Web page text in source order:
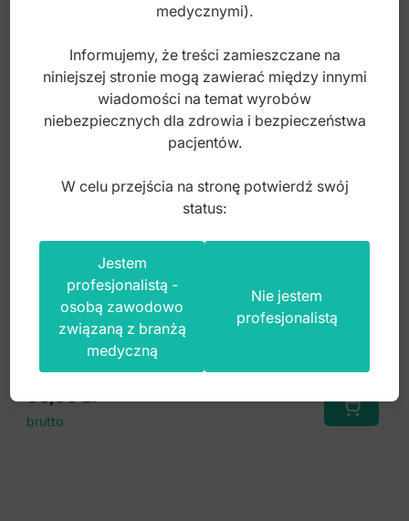
Linijka ze stali nierdzewnej 600mm
Index: BA.225.600
60,00zł
brutto
medycznymi).
Informujemy, że treści zamieszczane na
niniejszej stronie mogą zawierać między innymi
wiadomości na temat wyrobów
niebezpiecznych dla zdrowia i bezpieczeństwa
pacjentów.
W celu przejścia na stronę potwierdź swój
status:
Jestem
profesjonalistą -
osobą zawodowo
związaną z branżą
medyczną
Nie jestem
profesjonalistą